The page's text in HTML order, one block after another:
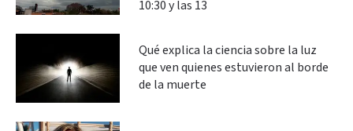
10:30 y las 13
Qué explica la ciencia sobre la luz
que ven quienes estuvieron al borde
de la muerte